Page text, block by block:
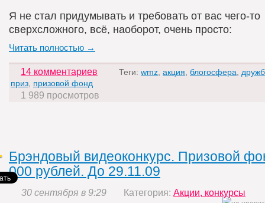
Я не стал придумывать и требовать от вас чего-то
сверхсложного, всё, наоборот, очень просто:
Читать полностью →
14 комментариев Теги: wmz акция блогосфера
приз призовой фонд
1 989 просмотров
Брэндовый видеоконкурс. Призовой
000 рублей. До 29.11.09
30 сентября в 9:29 Категория: Акции, конкурсы